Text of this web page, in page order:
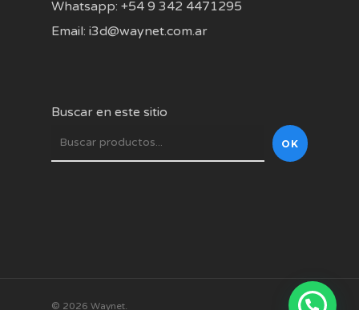
Whatsapp: +54 9 342 4471295
Email: i3d@waynet.com.ar
Buscar en este sitio
OK
© 2026 Waynet.